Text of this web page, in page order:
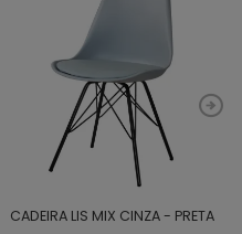
CADEIRA LIS MIX CINZA - PRETA